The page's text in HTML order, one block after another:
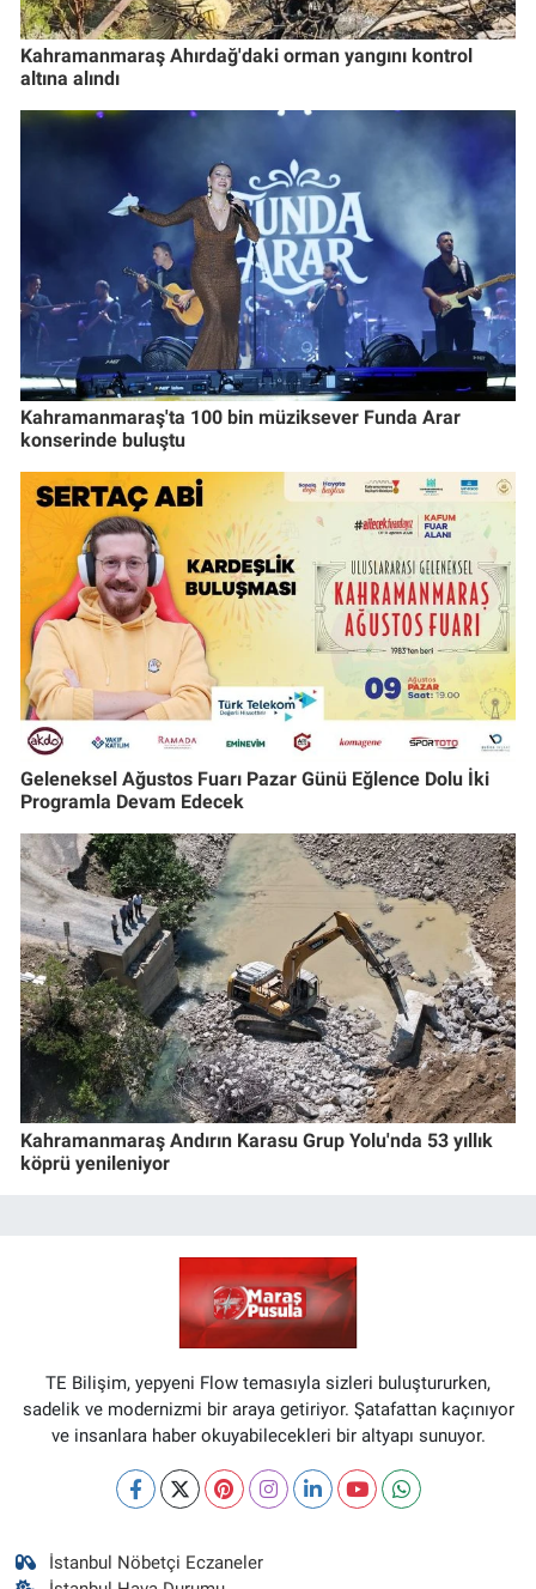
Kahramanmaraş Ahırdağ'daki orman yangını kontrol
altına alındı
Kahramanmaraş'ta 100 bin müziksever Funda Arar
konserinde buluştu
Geleneksel Ağustos Fuarı Pazar Günü Eğlence Dolu İki
Programla Devam Edecek
Kahramanmaraş Andırın Karasu Grup Yolu'nda 53 yıllık
köprü yenileniyor
TE Bilişim, yepyeni Flow temasıyla sizleri buluştururken,
sadelik ve modernizmi bir araya getiriyor. Şatafattan kaçınıyor
ve insanlara haber okuyabilecekleri bir altyapı sunuyor.
İstanbul Nöbetçi Eczaneler